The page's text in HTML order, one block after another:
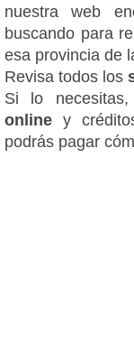
nuestra web
buscando para
esa provincia de
Revisa todos los
Si lo
online y
podrás pagar